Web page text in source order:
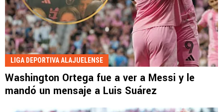
LIGA DEPORTIVA ALAJUELENSE
Washington Ortega fue a ver a Messi y le
mandó un mensaje a Luis Suárez